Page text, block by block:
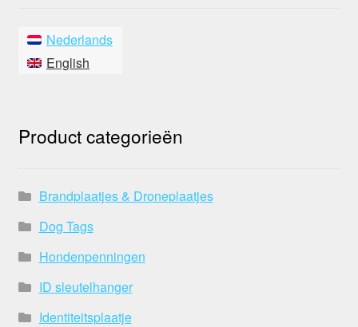
Nederlands
English
Product categorieën
Brandplaatjes & Droneplaatjes
Dog Tags
Hondenpenningen
ID sleutelhanger
Identiteitsplaatje